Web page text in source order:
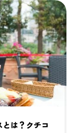
は？クチコ